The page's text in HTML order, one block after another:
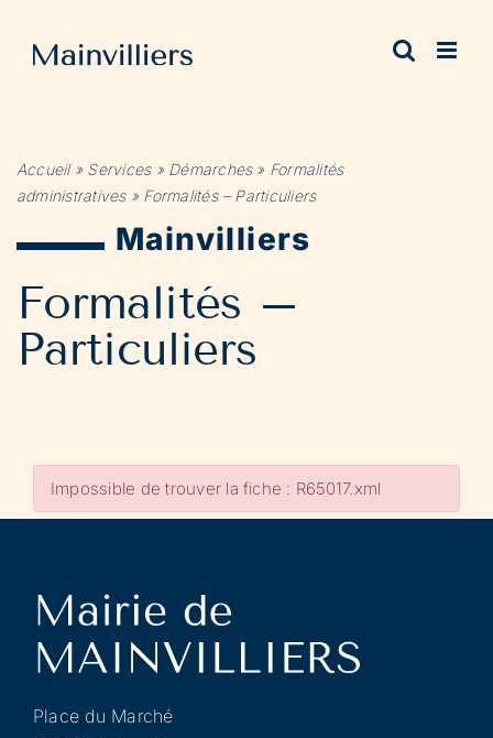
contenu
Accueil» Services» Démarches» Formalités
administratives» Formalités – Particuliers
Mainvilliers
Formalités –
Particuliers
Impossible de trouver la fiche : R65017.xml
Place du Marché